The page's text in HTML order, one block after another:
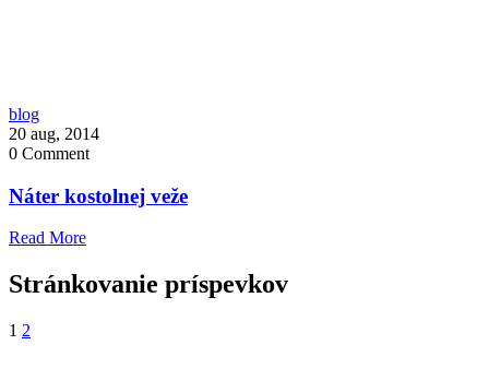
blog
20 aug, 2014
0 Comment
Náter kostolnej veže
Read More
Stránkovanie príspevkov
1 2